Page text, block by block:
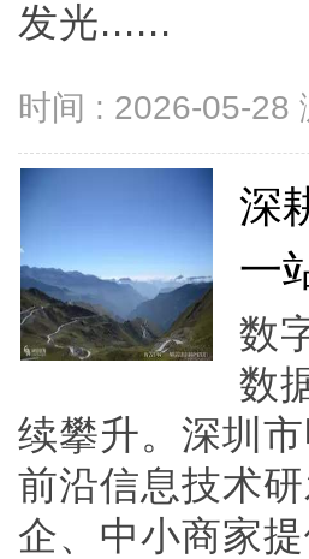
发光......
时间 : 2026-05-28
深
一
数
数
续攀升。深圳
前沿信息技术
企、中小商家